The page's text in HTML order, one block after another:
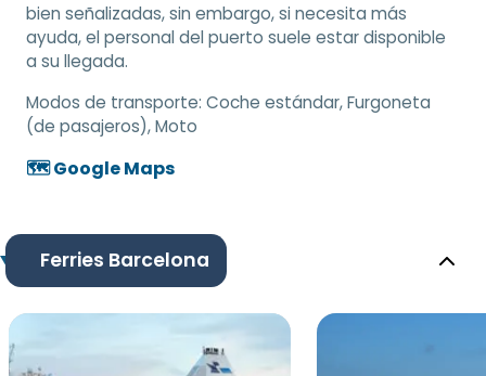
bien señalizadas, sin embargo, si necesita más
ayuda, el personal del puerto suele estar disponible
a su llegada.
Modos de transporte: Coche estándar, Furgoneta
(de pasajeros), Moto
🗺️ Google Maps
Ferries Barcelona